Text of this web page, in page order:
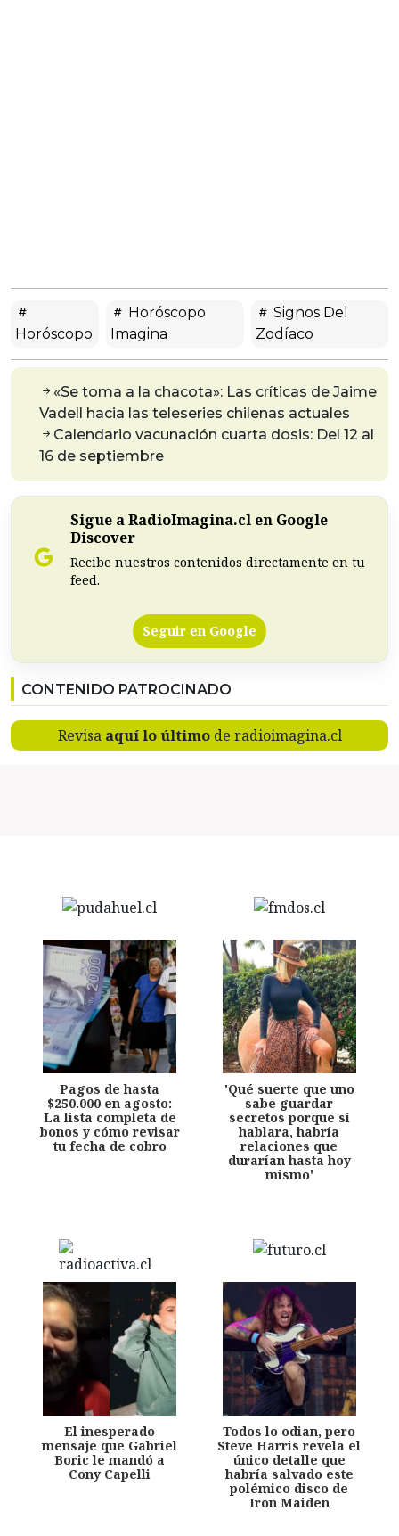
Horóscopo
Horóscopo
Imagina
Signos Del
Zodíaco
«Se toma a la chacota»: Las críticas de Jaime
Vadell hacia las teleseries chilenas actuales
Calendario vacunación cuarta dosis: Del 12 al
16 de septiembre
Sigue a RadioImagina.cl en Google
Discover
Recibe nuestros contenidos directamente en tu
feed.
Seguir en Google
CONTENIDO PATROCINADO
Revisa aquí lo últimode radioimagina.cl
Pagos de hasta
$250.000 en agosto:
La lista completa de
bonos y cómo revisar
tu fecha de cobro
'Qué suerte que uno
sabe guardar
secretos porque si
hablara, habría
relaciones que
durarían hasta hoy
mismo'
El inesperado
mensaje que Gabriel
Boric le mandó a
Cony Capelli
Todos lo odian, pero
Steve Harris revela el
único detalle que
habría salvado este
polémico disco de
Iron Maiden